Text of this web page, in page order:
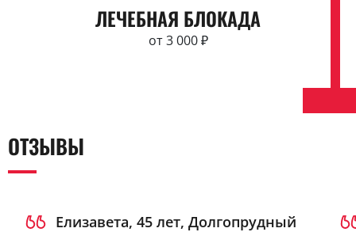
ЛЕЧЕБНАЯ БЛОКАДА
от 3 000 ₽
ОТЗЫВЫ
Елизавета, 45 лет, Долгопрудный